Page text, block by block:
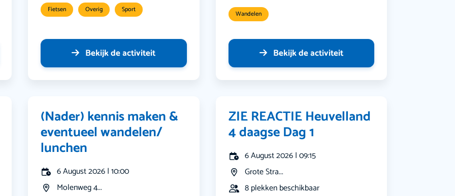
Fietsen Overig Sport
Bekijk de activiteit
Wandelen
Bekijk de activiteit
(Nader) kennis maken &
eventueel wandelen/
lunchen
6 August 2026 | 10:00
Molenweg 4...
ZIE REACTIE Heuvelland
4 daagse Dag 1
6 August 2026 | 09:15
Grote Stra...
8 plekken beschikbaar